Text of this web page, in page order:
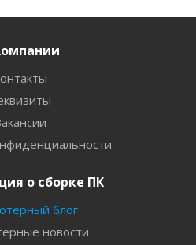
о сборке ПК
блог
новости